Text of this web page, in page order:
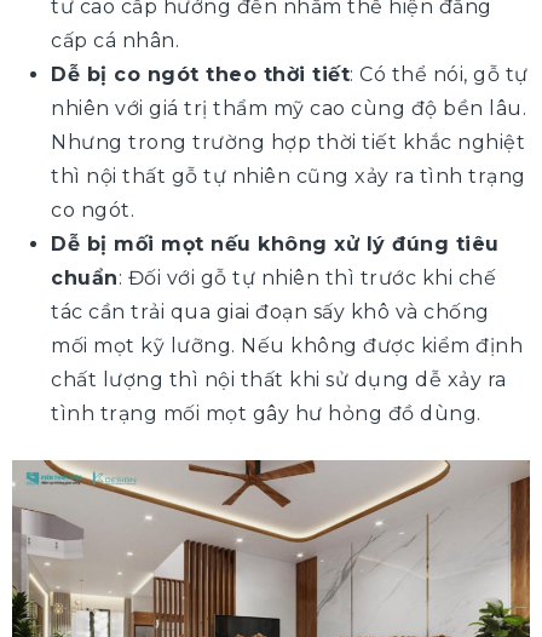
tư cao cấp hướng đến nhằm thể hiện đẳng
cấp cá nhân.
Dễ bị co ngót theo thời tiết: Có thể nói, gỗ tự
nhiên với giá trị thẩm mỹ cao cùng độ bền lâu.
Nhưng trong trường hợp thời tiết khắc nghiệt
thì nội thất gỗ tự nhiên cũng xảy ra tình trạng
co ngót.
Dễ bị mối mọt nếu không xử lý đúng tiêu
chuẩn: Đối với gỗ tự nhiên thì trước khi chế
tác cần trải qua giai đoạn sấy khô và chống
mối mọt kỹ lưỡng. Nếu không được kiểm định
chất lượng thì nội thất khi sử dụng dễ xảy ra
tình trạng mối mọt gây hư hỏng đồ dùng.